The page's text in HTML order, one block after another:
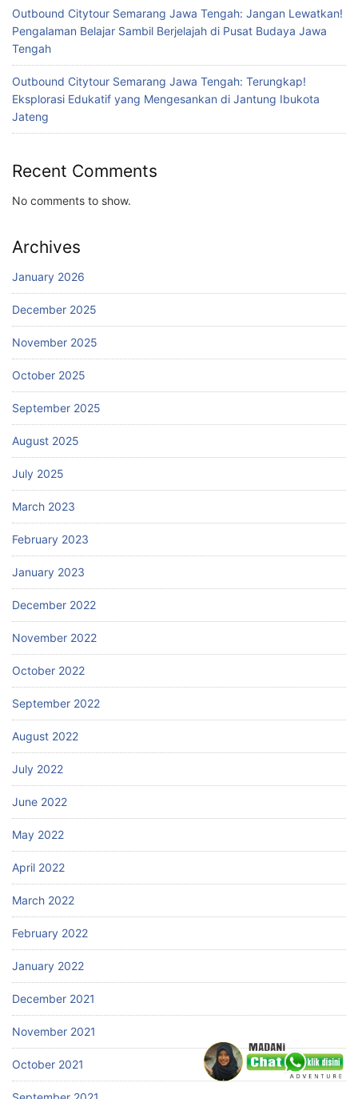
Outbound Citytour Semarang Jawa Tengah: Jangan Lewatkan!
Pengalaman Belajar Sambil Berjelajah di Pusat Budaya Jawa
Tengah
Outbound Citytour Semarang Jawa Tengah: Terungkap!
Eksplorasi Edukatif yang Mengesankan di Jantung Ibukota
Jateng
Recent Comments
No comments to show.
Archives
January 2026
December 2025
November 2025
October 2025
September 2025
August 2025
July 2025
March 2023
February 2023
January 2023
December 2022
November 2022
October 2022
September 2022
August 2022
July 2022
June 2022
May 2022
April 2022
March 2022
February 2022
January 2022
December 2021
November 2021
October 2021